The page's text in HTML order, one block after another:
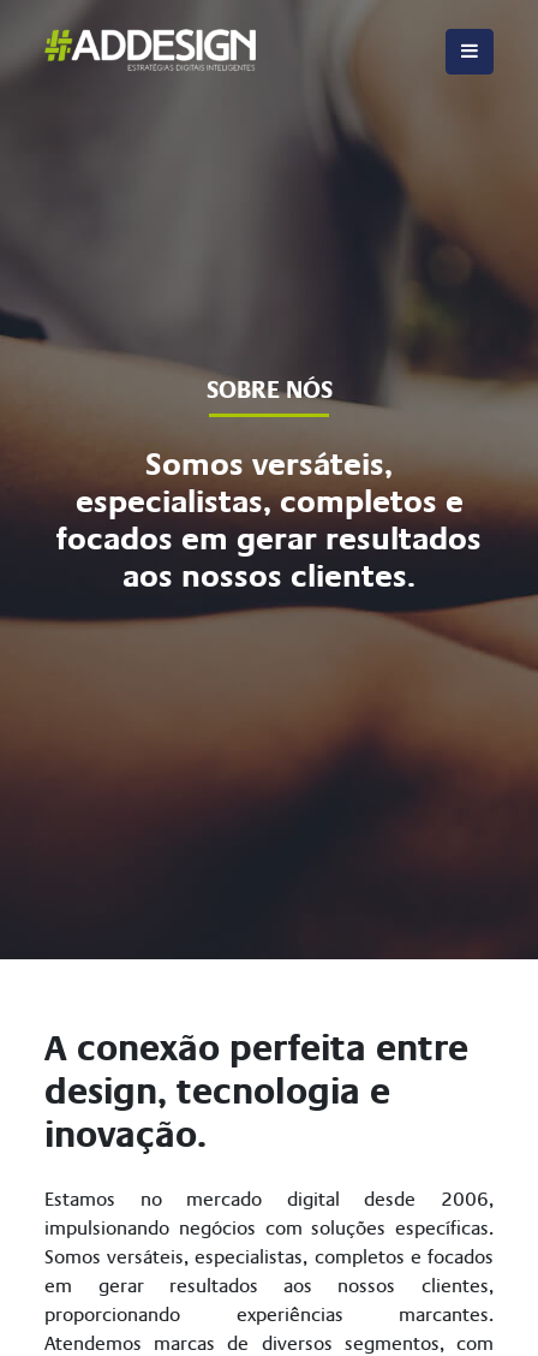
SOBRE NÓS
Somos versáteis,
especialistas, completos e
focados em gerar resultados
aos nossos clientes.
A conexão perfeita entre
design, tecnologia e
inovação.
Estamos no mercado digital desde 2006,
impulsionando negócios com soluções específicas.
Somos versáteis, especialistas, completos e focados
em gerar resultados aos nossos clientes,
proporcionando experiências marcantes.
Atendemos marcas de diversos segmentos, com